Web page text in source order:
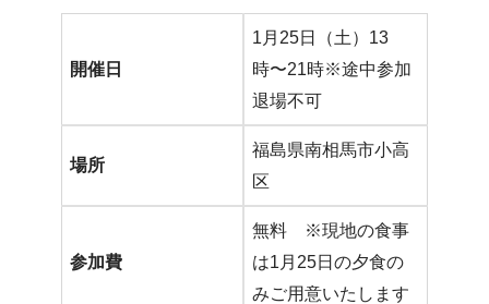
開催日
1月25日（土）13
時〜21時※途中参加
退場不可
場所
福島県南相馬市小高
区
参加費
無料 ※現地の食事
は1月25日の夕食の
みご用意いたします